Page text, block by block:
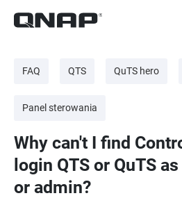
FAQ QTS QuTS hero
Panel sterowania
Why can't I find
login QTS or QuTS
or admin?